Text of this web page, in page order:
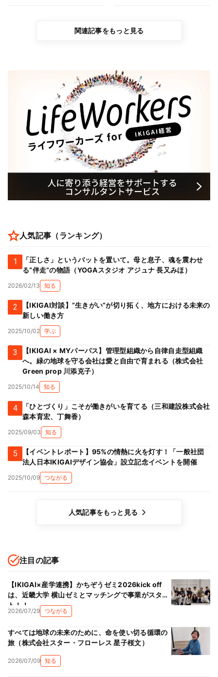
関連記事をもっと見る
人気記事（ランキング）
1
「正しさ」というバットを置いて。母と息子、魂を震わせ
る“伴走”の物語（YOGAスタジオ アジュナ 長又みほ）
2026/02/13 知る
2
【IKIGAI対談】”生きがい”が切り拓く、地方における未来の
新しい働き方
2025/10/02 学ぶ
3
【IKIGAI × MYパーパス】管理型組織から自律自走型組織
へ。緑の地球を守る会社は愛と自由で育まれる（株式会社
Green prop 川添克子）
2025/10/14 知る
4
「ひとづくり」こそが働きがいを育てる（三和建設株式会社
森本育宏、丁舞香）
2025/09/03 知る
5
【イベントレポート】95%の情熱に火を灯す！「一般社団
法人日本IKIGAIデザイン協会」設立記念イベントを開催
2025/10/09 つながる
人気記事をもっと見る
注目の記事
【IKIGAI×産学連携】かちぞうゼミ2026kick off
は、近畿大学 横山ゼミとマッチングで事業がスター
ト！！
2026/07/29 つながる
すべては地球の未来のために、命を使い切る循環の
旅（株式会社スター・フローレス 星子桜文）
2026/07/09 知る